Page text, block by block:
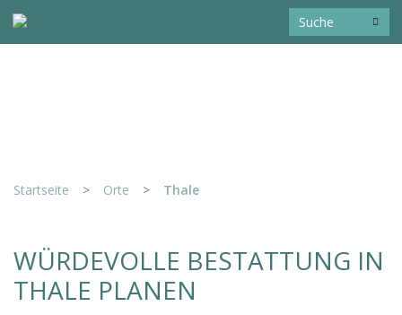
Startseite > Orte > Thale
WÜRDEVOLLE BESTATTUNG IN
THALE PLANEN